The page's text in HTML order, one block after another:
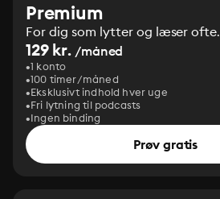
Premium
For dig som lytter og læser ofte.
129 kr. /måned
1 konto
100 timer/måned
Eksklusivt indhold hver uge
Fri lytning til podcasts
Ingen binding
Prøv gratis